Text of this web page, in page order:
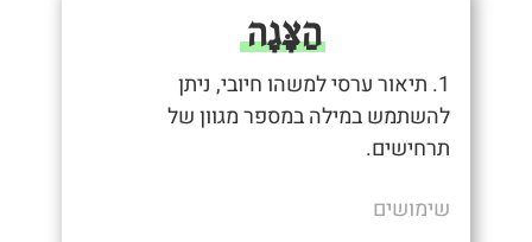
הַצָּגָה
1. תיאור ערסי למשהו חיובי, ניתן
להשתמש במילה במספר מגוון של
תרחישים.
שימושים